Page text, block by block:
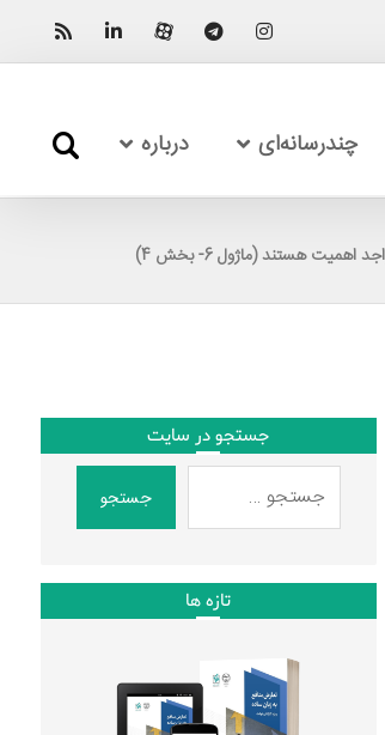
چندرسانه‌ای درباره
هستند (ماژول 6- بخش 4)
جستجو در سایت
جستجو
تازه ها